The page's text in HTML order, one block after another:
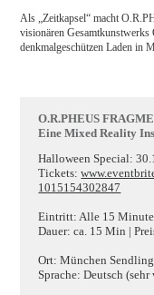
Als „Zeitkapsel“ macht
visionären
denkmalgeschützen Laden in
O.R.PHEUS
Eine Mixed Reality
Halloween Special:
Tickets:
1015154302847
Eintritt: Alle 15
Dauer: ca. 15 Min |
Ort: München
Sprache: Deutsch